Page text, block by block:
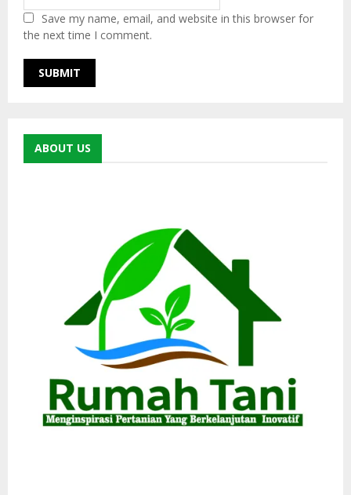
Save my name, email, and website in this browser for
the next time I comment.
ABOUT US